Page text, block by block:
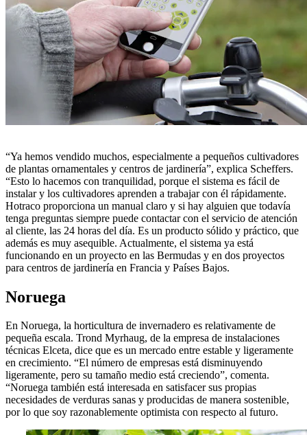
“Ya hemos vendido muchos, especialmente a pequeños cultivadores
de plantas ornamentales y centros de jardinería”, explica Scheffers.
“Esto lo hacemos con tranquilidad, porque el sistema es fácil de
instalar y los cultivadores aprenden a trabajar con él rápidamente.
Hotraco proporciona un manual claro y si hay alguien que todavía
tenga preguntas siempre puede contactar con el servicio de atención
al cliente, las 24 horas del día. Es un producto sólido y práctico, que
además es muy asequible. Actualmente, el sistema ya está
funcionando en un proyecto en las Bermudas y en dos proyectos
para centros de jardinería en Francia y Países Bajos.
Noruega
En Noruega, la horticultura de invernadero es relativamente de
pequeña escala. Trond Myrhaug, de la empresa de instalaciones
técnicas Elceta, dice que es un mercado entre estable y ligeramente
en crecimiento. “El número de empresas está disminuyendo
ligeramente, pero su tamaño medio está creciendo”, comenta.
“Noruega también está interesada en satisfacer sus propias
necesidades de verduras sanas y producidas de manera sostenible,
por lo que soy razonablemente optimista con respecto al futuro.